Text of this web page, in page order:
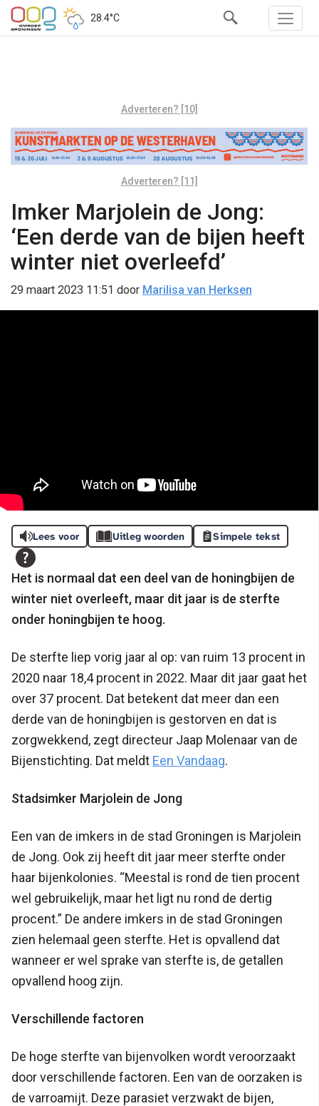
28.4°C
Adverteren? [10]
Adverteren? [11]
Imker Marjolein de Jong:
‘Een derde van de bijen heeft
winter niet overleefd’
29 maart 2023 11:51 door Marilisa van Herksen
Lees voor Uitleg woorden Simpele tekst
Het is normaal dat een deel van de honingbijen de
winter niet overleeft, maar dit jaar is de sterfte
onder honingbijen te hoog.
De sterfte liep vorig jaar al op: van ruim 13 procent in
2020 naar 18,4 procent in 2022. Maar dit jaar gaat het
over 37 procent. Dat betekent dat meer dan een
derde van de honingbijen is gestorven en dat is
zorgwekkend, zegt directeur Jaap Molenaar van de
Bijenstichting. Dat meldt Een Vandaag.
Stadsimker Marjolein de Jong
Een van de imkers in de stad Groningen is Marjolein
de Jong. Ook zij heeft dit jaar meer sterfte onder
haar bijenkolonies. “Meestal is rond de tien procent
wel gebruikelijk, maar het ligt nu rond de dertig
procent.” De andere imkers in de stad Groningen
zien helemaal geen sterfte. Het is opvallend dat
wanneer er wel sprake van sterfte is, de getallen
opvallend hoog zijn.
Verschillende factoren
De hoge sterfte van bijenvolken wordt veroorzaakt
door verschillende factoren. Een van de oorzaken is
de varroamijt. Deze parasiet verzwakt de bijen,